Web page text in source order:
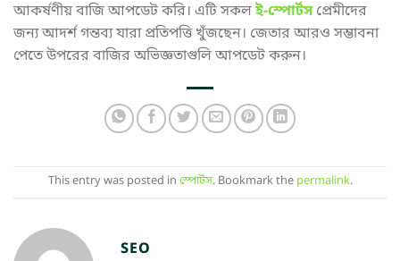
আকর্ষণীয় বাজি আপডেট করি। এটি সকলই-স্পোর্টসপ্রেমীদের
জন্য আদর্শ গন্তব্য যারা প্রতিপত্তি খুঁজছেন। জেতার আরও সম্ভাবনা
পেতে উপরের বাজির অভিজ্ঞতাগুলি আপডেট করুন।
This entry was posted in স্পোর্টস. Bookmark the permalink.
SEO